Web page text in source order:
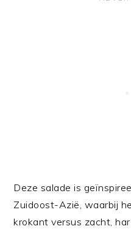
Deze salade is
Zuidoost-Azië, waarbij
krokant versus zacht,